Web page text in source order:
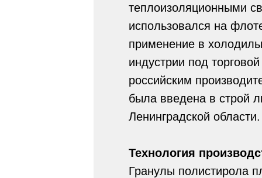
теплоизоляционными
использовался на
применение в
индустрии под
российским
была введена в строй
Ленинградской области.
Технология
Гранулы полистирола